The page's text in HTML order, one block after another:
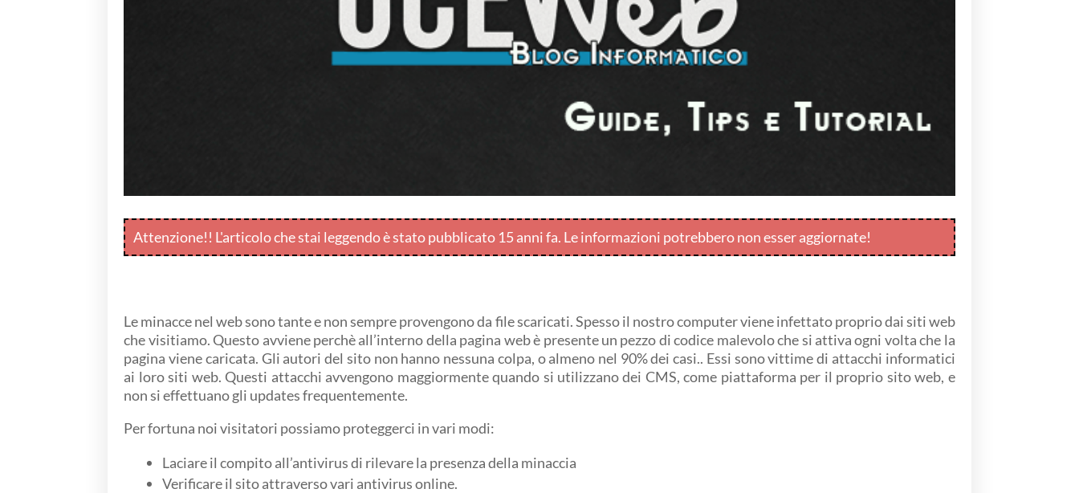
Attenzione!! L'articolo che stai leggendo è stato pubblicato 15 anni fa. Le informazioni potrebbero non esser aggiornate!
Le minacce nel web sono tante e non sempre provengono da file scaricati. Spesso il nostro computer viene infettato proprio dai siti web
che visitiamo. Questo avviene perchè all’interno della pagina web è presente un pezzo di codice malevolo che si attiva ogni volta che la
pagina viene caricata. Gli autori del sito non hanno nessuna colpa, o almeno nel 90% dei casi.. Essi sono vittime di attacchi informatici
ai loro siti web. Questi attacchi avvengono maggiormente quando si utilizzano dei CMS, come piattaforma per il proprio sito web, e
non si effettuano gli updates frequentemente.
Per fortuna noi visitatori possiamo proteggerci in vari modi:
Laciare il compito all’antivirus di rilevare la presenza della minaccia
Verificare il sito attraverso vari antivirus online.